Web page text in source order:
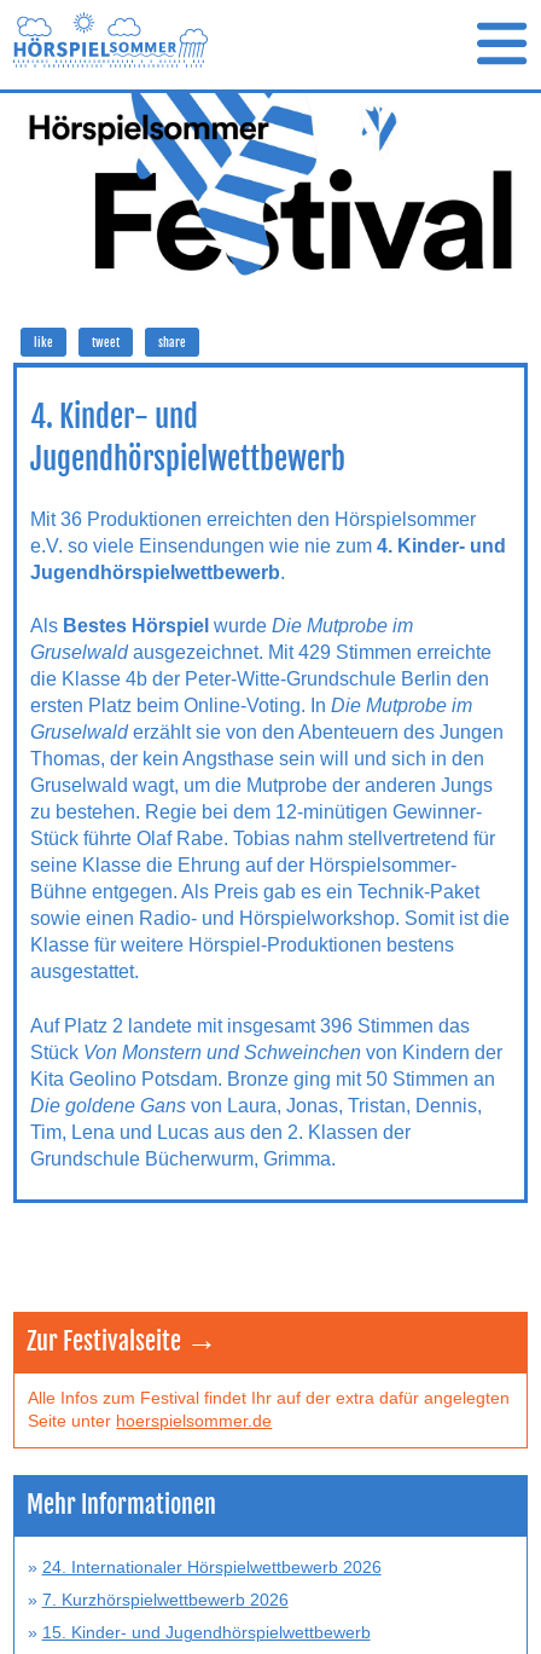
like tweet share
4. Kinder- und
Jugendhörspielwettbewerb
Mit 36 Produktionen erreichten den Hörspielsommer
e.V. so viele Einsendungen wie nie zum4. Kinder- und
Jugendhörspielwettbewerb.
Als Bestes HörspielwurdeDie Mutprobe im
Gruselwaldausgezeichnet. Mit 429 Stimmen erreichte
die Klasse 4b der Peter-Witte-Grundschule Berlin den
ersten Platz beim Online-Voting. InDie Mutprobe im
Gruselwalderzählt sie von den Abenteuern des Jungen
Thomas, der kein Angsthase sein will und sich in den
Gruselwald wagt, um die Mutprobe der anderen Jungs
zu bestehen. Regie bei dem 12-minütigen Gewinner-
Stück führte Olaf Rabe. Tobias nahm stellvertretend für
seine Klasse die Ehrung auf der Hörspielsommer-
Bühne entgegen. Als Preis gab es ein Technik-Paket
sowie einen Radio- und Hörspielworkshop. Somit ist die
Klasse für weitere Hörspiel-Produktionen bestens
ausgestattet.
Auf Platz 2 landete mit insgesamt 396 Stimmen das
Stück Von Monstern und Schweinchen von Kindern der
Kita Geolino Potsdam. Bronze ging mit 50 Stimmen an
Die goldene Gans von Laura, Jonas, Tristan, Dennis,
Tim, Lena und Lucas aus den 2. Klassen der
Grundschule Bücherwurm, Grimma.
Zur Festivalseite →
Alle Infos zum Festival findet Ihr auf der extra dafür angelegten
Seite unter hoerspielsommer.de
Mehr Informationen
24. Internationaler Hörspielwettbewerb 2026
7. Kurzhörspielwettbewerb 2026
15. Kinder- und Jugendhörspielwettbewerb